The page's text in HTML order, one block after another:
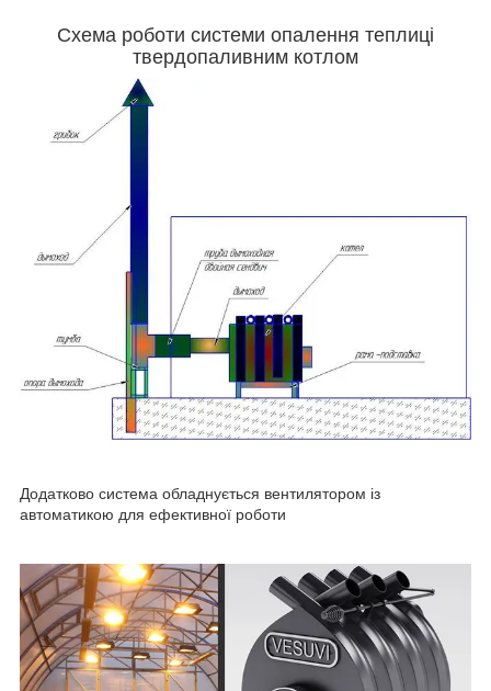
Схема роботи системи опалення теплиці
твердопаливним котлом
Додатково система обладнується вентилятором із
автоматикою для ефективної роботи